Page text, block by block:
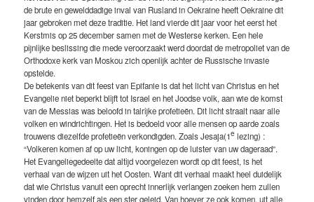
de brute en gewelddadige inval van Rusland in Oekraine heeft Oekraine dit
jaar gebroken met deze traditie. Het land vierde dit jaar voor het eerst het
Kerstmis op 25 december samen met de Westerse kerken. Een hele
pijnlijke beslissing die mede veroorzaakt werd doordat de metropoliet van de
Orthodoxe kerk van Moskou zich openlijk achter de Russische invasie
opstelde.
De betekenis van dit feest van Epifanie is dat het licht van Christus en het
Evangelie niet beperkt blijft tot Israel en het Joodse volk, aan wie de komst
van de Messias was beloofd in talrijke profetieën. Dit licht straalt naar alle
volken en windrichtingen. Het is bedoeld voor alle mensen op aarde zoals
trouwens diezelfde profetieën verkondigden. Zoals Jesaja(1e lezing) :
“Volkeren komen af op uw licht, koningen op de luister van uw dageraad”.
Het Evangeliegedeelte dat altijd voorgelezen wordt op dit feest, is het
verhaal van de wijzen uit het Oosten. Want dit verhaal maakt heel duidelijk
dat wie Christus vanuit een oprecht innerlijk verlangen zoeken hem zullen
vinden door hemzelf als een ster geleid. Van hoever ze ook komen, uit alle